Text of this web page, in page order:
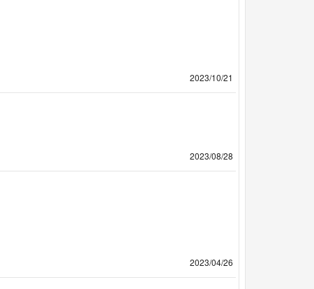
2023/10/21
2023/08/28
2023/04/26